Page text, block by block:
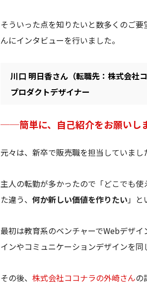
そういった点を知りたいと数多くのご
んにインタビューを行いました。
川口 明日香さん（転職先：株式会社コ
プロダクトデザイナー
──簡単に、自己紹介をお願いしま
元々は、新卒で販売職を担当していまし
主人の転勤が多かったので「どこでも
た違う、 何か新しい価値を作りたい」と
最初は教育系のベンチャーでWebデザ
インやコミュニケーションデザインを同
その後、 株式会社ココナラの外崎さんの